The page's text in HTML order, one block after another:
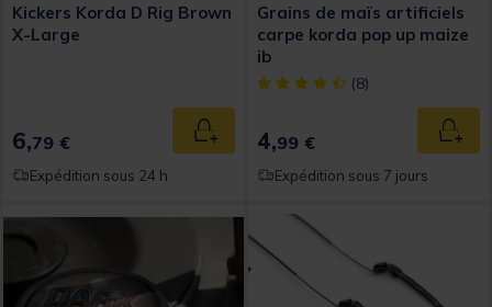
Kickers Korda D Rig Brown
X-Large
6,79 € Ajouter au panier
Expédition sous 24 h
Grains de maïs artificiels
carpe korda pop up maize
ib
[object Object] out of 5
(8)
4,99 €
Expédition sous 7 jours